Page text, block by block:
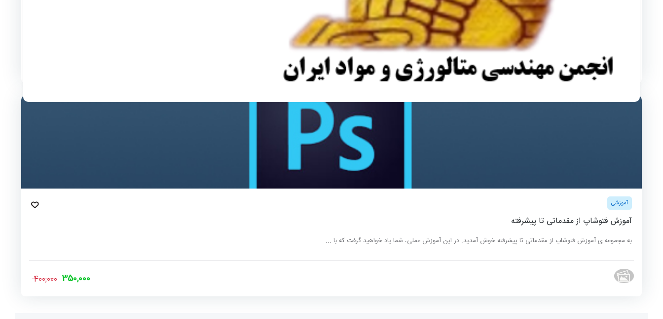
آموزش رایگان و پروژه محور Bootstrap
به مجموعه ی آموزش رایگان و پروژه محور Bootstrap خوش آمدید. در این آموزش عملی، شما یاد خواهید گرفت که ...
آموزشی
آموزش فتوشاپ از مقدماتی تا پیشرفته
به مجموعه ی آموزش فتوشاپ از مقدماتی تا پیشرفته خوش آمدید. در این آموزش عملی، شما یاد خواهید گرفت که با ...
400,000 350,000